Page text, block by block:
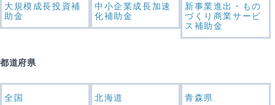
大規模成長投資補
助金
中小企業成長加速
化補助金
新事業進出・もの
づくり商業サービ
ス補助金
都道府県
全国 北海道 青森県